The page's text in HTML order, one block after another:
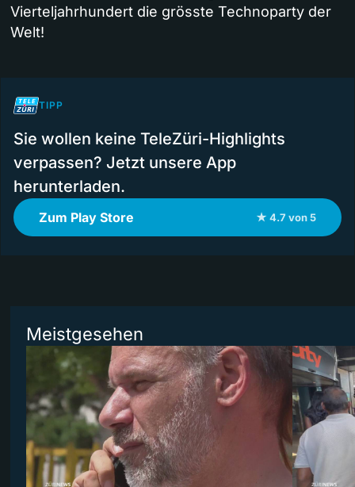
Vierteljahrhundert die grösste Technoparty der
Welt!
TIPP
Sie wollen keine TeleZüri-Highlights
verpassen? Jetzt unsere App
herunterladen.
Zum Play Store ★ 4.7 von 5
Meistgesehen